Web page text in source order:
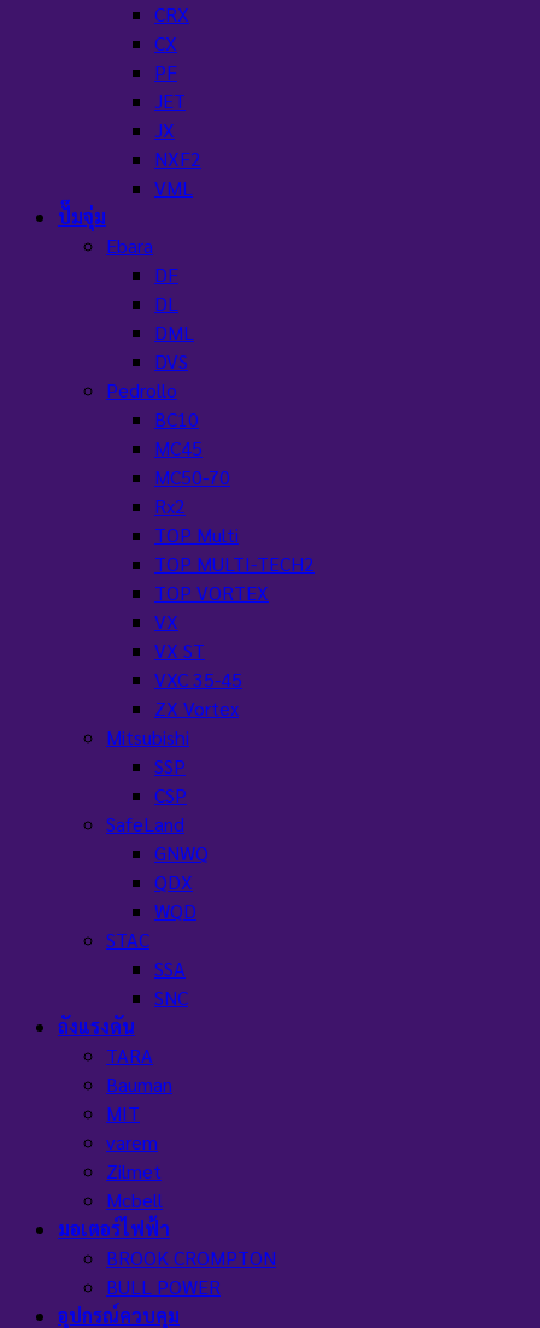
CRX
CX
PF
JET
JX
NXF2
VML
ปั๊มจุ่ม
Ebara
DF
DL
DML
DVS
Pedrollo
BC10
MC45
MC50-70
Rx2
TOP Multi
TOP MULTI-TECH2
TOP VORTEX
VX
VX ST
VXC 35-45
ZX Vortex
Mitsubishi
SSP
CSP
SafeLand
GNWQ
QDX
WQD
STAC
SSA
SNC
ถังแรงดัน
TARA
Bauman
MIT
varem
Zilmet
Mcbell
มอเตอร์ไฟฟ้า
BROOK CROMPTON
BULL POWER
อุปกรณ์ควบคุม